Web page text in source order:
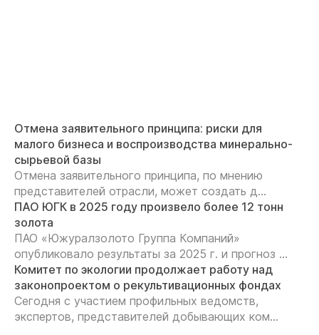
Отмена заявительного принципа: риски для
малого бизнеса и воспроизводства минерально-
сырьевой базы
Отмена заявительного принципа, по мнению
представителей отрасли, может создать д...
ПАО ЮГК в 2025 году произвело более 12 тонн
золота
ПАО «Южуралзолото Группа Компаний»
опубликовало результаты за 2025 г. и прогноз ...
Комитет по экологии продолжает работу над
законопроектом о рекультивационных фондах
Сегодня с участием профильных ведомств,
экспертов, представителей добывающих ком...